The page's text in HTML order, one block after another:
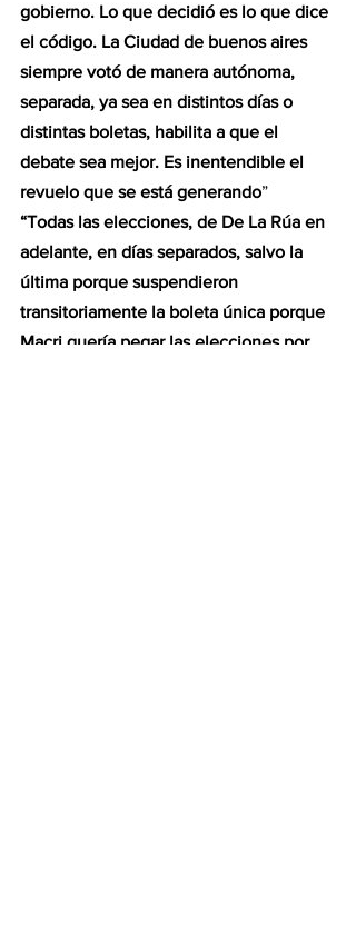
gobierno. Lo que decidió es lo que dice
el código. La Ciudad de buenos aires
siempre votó de manera autónoma,
separada, ya sea en distintos días o
distintas boletas, habilita a que el
debate sea mejor. Es inentendible el
revuelo que se está generando”
“Todas las elecciones, de De La Rúa en
adelante, en días separados, salvo la
última porque suspendieron
transitoriamente la boleta única porque
Macri quería pegar las elecciones por